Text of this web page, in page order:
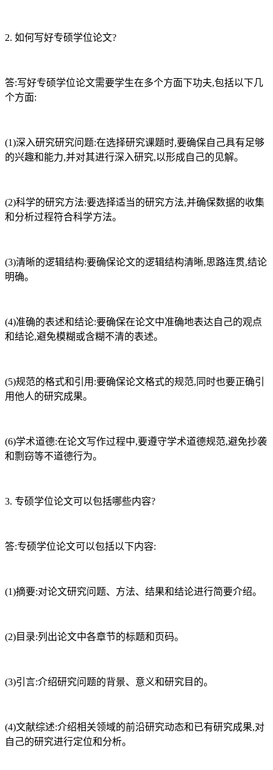
2. 如何写好专硕学位论文?
答:写好专硕学位论文需要学生在多个方面下功夫,包括以下几
个方面:
(1)深入研究研究问题:在选择研究课题时,要确保自己具有足够
的兴趣和能力,并对其进行深入研究,以形成自己的见解。
(2)科学的研究方法:要选择适当的研究方法,并确保数据的收集
和分析过程符合科学方法。
(3)清晰的逻辑结构:要确保论文的逻辑结构清晰,思路连贯,结论
明确。
(4)准确的表述和结论:要确保在论文中准确地表达自己的观点
和结论,避免模糊或含糊不清的表述。
(5)规范的格式和引用:要确保论文格式的规范,同时也要正确引
用他人的研究成果。
(6)学术道德:在论文写作过程中,要遵守学术道德规范,避免抄袭
和剽窃等不道德行为。
3. 专硕学位论文可以包括哪些内容?
答:专硕学位论文可以包括以下内容:
(1)摘要:对论文研究问题、方法、结果和结论进行简要介绍。
(2)目录:列出论文中各章节的标题和页码。
(3)引言:介绍研究问题的背景、意义和研究目的。
(4)文献综述:介绍相关领域的前沿研究动态和已有研究成果,对
自己的研究进行定位和分析。